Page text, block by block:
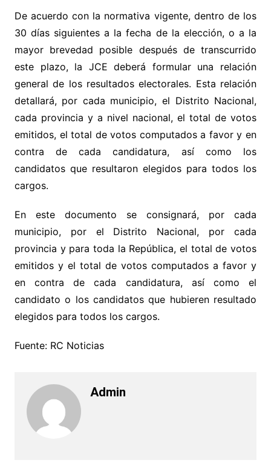
De acuerdo con la normativa vigente, dentro de los
30 días siguientes a la fecha de la elección, o a la
mayor brevedad posible después de transcurrido
este plazo, la JCE deberá formular una relación
general de los resultados electorales. Esta relación
detallará, por cada municipio, el Distrito Nacional,
cada provincia y a nivel nacional, el total de votos
emitidos, el total de votos computados a favor y en
contra de cada candidatura, así como los
candidatos que resultaron elegidos para todos los
cargos.
En este documento se consignará, por cada
municipio, por el Distrito Nacional, por cada
provincia y para toda la República, el total de votos
emitidos y el total de votos computados a favor y
en contra de cada candidatura, así como el
candidato o los candidatos que hubieren resultado
elegidos para todos los cargos.
Fuente: RC Noticias
Admin